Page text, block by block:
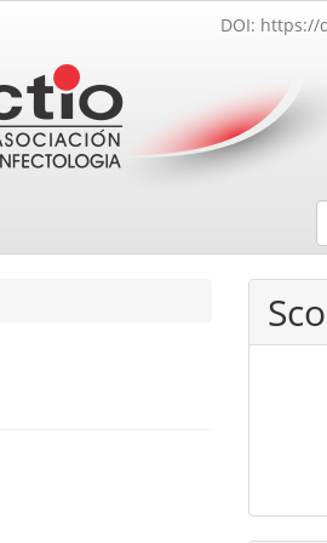
DOI: https://